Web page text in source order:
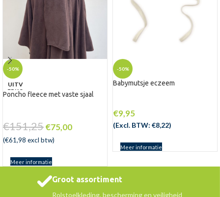
-50%
UITV
ERKO
CHT
Poncho fleece met vaste sjaal
€151,25€75,00
(€61,98 excl btw)
Meer informatie
-50%
Babymutsje eczeem
€9,95
(Excl. BTW: €8,22)
Meer informatie
Groot assortiment
Rolstoelkleding, bescherming en veiligheid